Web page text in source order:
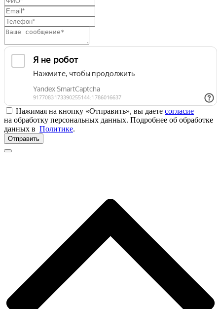
Нажимая на кнопку «Отправить», вы даете согласие
на обработку персональных данных. Подробнее об обработке
данных в Политике.
Отправить